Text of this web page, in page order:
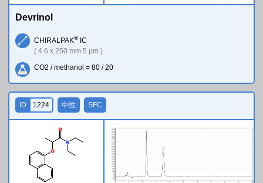
Devrinol
CHIRALPAK®IC
( 4.6 x 250 mm 5 µm )
CO2 / methanol = 80 / 20
O
O
N
ID 1224 中性 SFC